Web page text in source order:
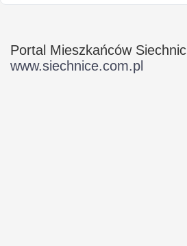
Portal Mieszkańców Siechnic
www.siechnice.com.pl